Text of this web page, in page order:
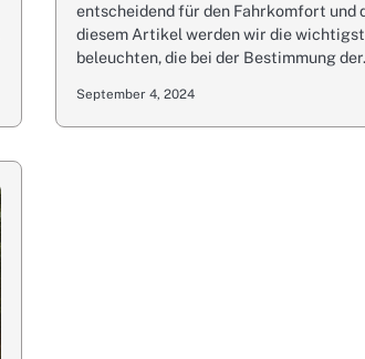
entscheidend für den Fahrkomfort und
diesem Artikel werden wir die
beleuchten, die bei der Bestimmung
September 4, 2024